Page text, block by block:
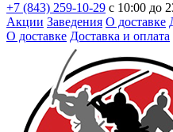
+7 (843) 259-10-29 с 10:00 до
Акции Заведения О доставке
О доставке Доставка и оплата